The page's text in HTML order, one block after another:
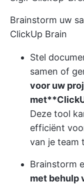
Brainstorm uw
ClickUp Brain
Stel
samen of
voor uw
met**
Deze tool
efficiënt
van je team
Brainstorm
met behulp